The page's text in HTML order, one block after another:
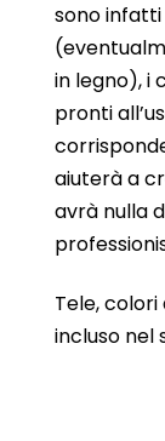
sono
in legno), i
pronti
aiuterà a
avrà nulla
Tele,
incluso nel